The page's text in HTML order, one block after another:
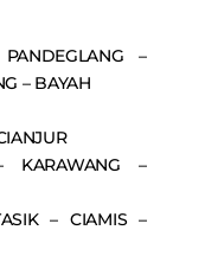
–
– BAYAH
KARAWANG –
– CIAMIS –